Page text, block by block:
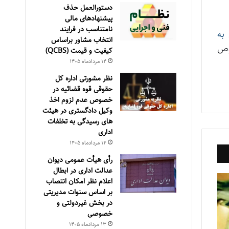
به
دستورالعمل حذف
پيشنهادهای مالی
نامتناسب در فرايند
انتخاب مشاور براساس
كيفيت و قيمت (QCBS)
۱۴ مرداد‌ماه ۱۴۰۵
نظر مشورتی اداره کل
حقوقی قوه قضائیه در
خصوص عدم لزوم اخذ
وکیل دادگستری در هیئت
های رسیدگی به تخلفات
اداری
۱۴ مرداد‌ماه ۱۴۰۵
رأی هیأت عمومی دیوان
عدالت اداری در ابطال
اعلام نظر امکان انتصاب
بر اساس سنوات مدیریتی
در بخش غیردولتی و
خصوصی
۱۳ مرداد‌ماه ۱۴۰۵